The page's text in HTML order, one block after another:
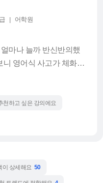
준히 하기 좋습니다.
숏츠 영상 시청
예문 듣기
이션 중심으로 진행되는
과적인 것 같습니다. 수
식 사고로 조금씩 바뀌
없는 핵심 표현이 잘 정
이 되고 있습니다.
어학원
마나 늘까 반신반의했
니 영어식 사고가 체화되
을 쓸 때 한국어 문장을
라 문장은 괜히 길고 진
차이를 쉽게 설명해주
천하고 싶은 강의에요
이 상세해요 50